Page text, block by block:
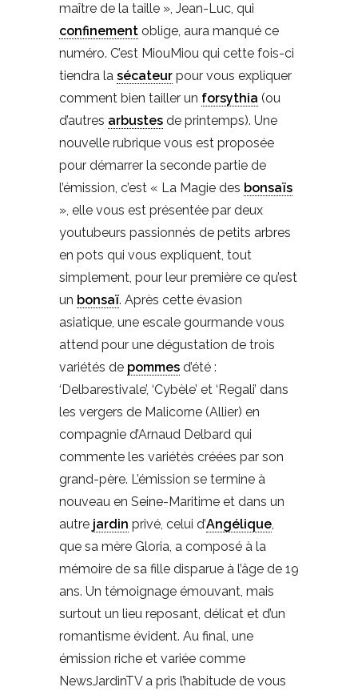
maître de la taille », Jean-Luc, qui
confinement oblige, aura manqué ce
numéro. C’est MiouMiou qui cette fois-ci
tiendra la sécateur pour vous expliquer
comment bien tailler un forsythia (ou
d’autres arbustes de printemps). Une
nouvelle rubrique vous est proposée
pour démarrer la seconde partie de
l’émission, c’est « La Magie des bonsaïs
», elle vous est présentée par deux
youtubeurs passionnés de petits arbres
en pots qui vous expliquent, tout
simplement, pour leur première ce qu’est
un bonsaï. Après cette évasion
asiatique, une escale gourmande vous
attend pour une dégustation de trois
variétés de pommes d’été :
‘Delbarestivale’, ‘Cybèle’ et ‘Regali’ dans
les vergers de Malicorne (Allier) en
compagnie d’Arnaud Delbard qui
commente les variétés créées par son
grand-père. L’émission se termine à
nouveau en Seine-Maritime et dans un
autre jardin privé, celui d’Angélique,
que sa mère Gloria, a composé à la
mémoire de sa fille disparue à l’âge de 19
ans. Un témoignage émouvant, mais
surtout un lieu reposant, délicat et d’un
romantisme évident. Au final, une
émission riche et variée comme
NewsJardinTV a pris l’habitude de vous